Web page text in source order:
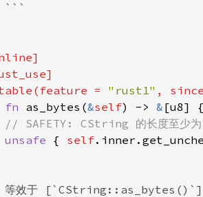
```
=
"rust1" ,
fn as_bytes(&self) -> & [u8]
// SAFETY: CString 的长度至少
unsafe { self
效于 [`CString::as_bytes()`]，